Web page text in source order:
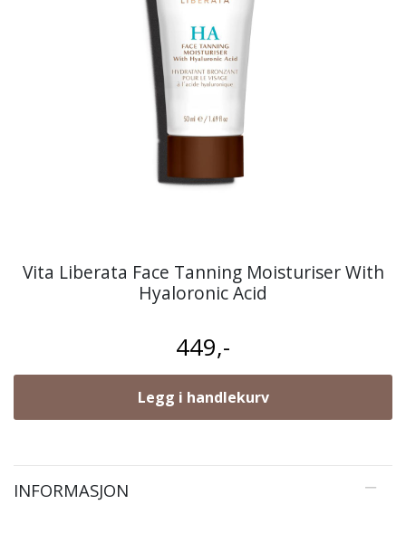
Vita Liberata Face Tanning Moisturiser With
Hyaloronic Acid
449,-
Legg i handlekurv
INFORMASJON